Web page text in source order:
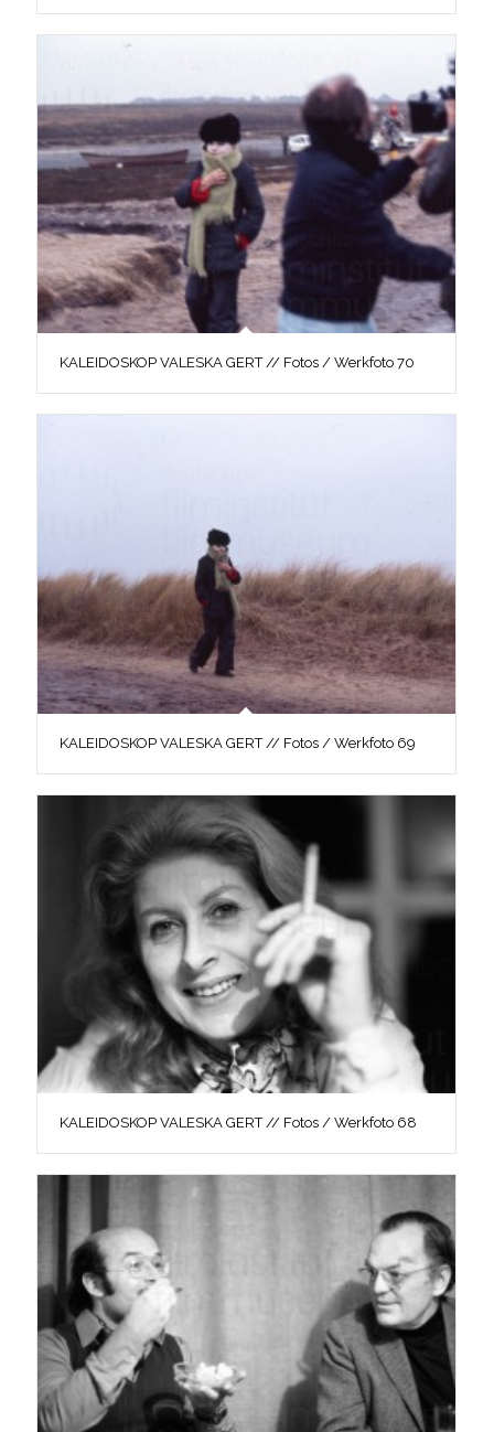
KALEIDOSKOP VALESKA GERT // Fotos / Werkfoto 70
KALEIDOSKOP VALESKA GERT // Fotos / Werkfoto 69
KALEIDOSKOP VALESKA GERT // Fotos / Werkfoto 68